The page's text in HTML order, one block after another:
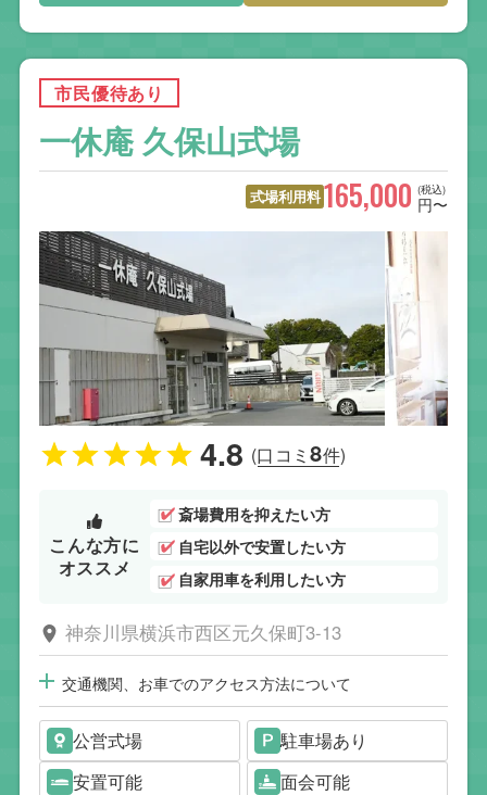
市民優待あり
一休庵 久保山式場
式場利用料 (税込)
165,000 円〜
4.8 (口コミ8件)
こんな方に
オススメ
斎場費用を抑えたい方
自宅以外で安置したい方
自家用車を利用したい方
神奈川県横浜市西区元久保町3-13
交通機関、お車でのアクセス方法について
公営式場
駐車場あり
安置可能
面会可能